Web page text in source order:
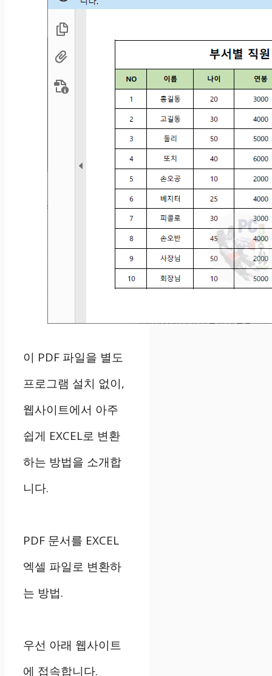
이 PDF 파일을 별도
프로그램 설치 없이,
웹사이트에서 아주
쉽게 EXCEL로 변환
하는 방법을 소개합
니다.
PDF 문서를 EXCEL
엑셀 파일로 변환하
는 방법.
우선 아래 웹사이트
에 접속합니다.